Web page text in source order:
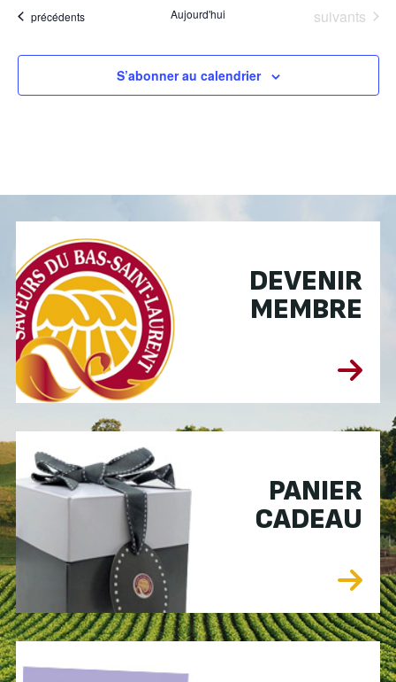
Évènements
précédents Aujourd'hui Évènements
suivants
S’abonner au calendrier
DEVENIR
MEMBRE
PANIER
CADEAU